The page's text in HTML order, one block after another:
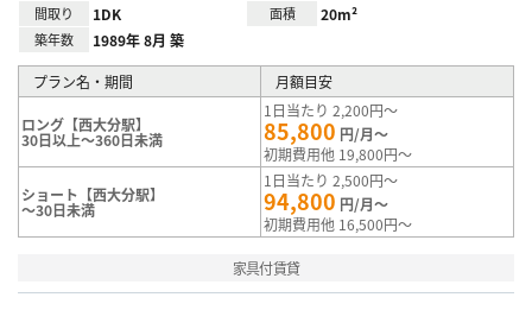
間取り 1DK 面積 20m²
築年数 1989年 8月 築
プラン名・期間 月額目安
ロング【西大分駅】
30日以上～360日未満
1日当たり 2,200円～
85,800 円/月～
初期費用他 19,800円～
ショート【西大分駅】
～30日未満
1日当たり 2,500円～
94,800 円/月～
初期費用他 16,500円～
家具付賃貸